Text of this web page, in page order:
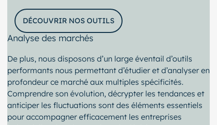
DÉCOUVRIR NOS OUTILS
Analyse des marchés
De plus, nous disposons d’un large éventail d’outils
performants nous permettant d’étudier et d’analyser en
profondeur ce marché aux multiples spécificités.
Comprendre son évolution, décrypter les tendances et
anticiper les fluctuations sont des éléments essentiels
pour accompagner efficacement les entreprises